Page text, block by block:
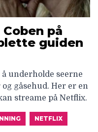
på
guiden
underholde seerne
gåsehud. Her er en
streame på Netflix.
NETFLIX